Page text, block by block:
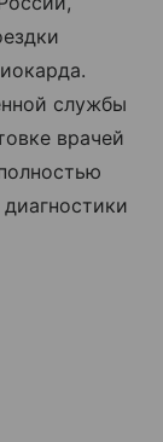
службы
врачей